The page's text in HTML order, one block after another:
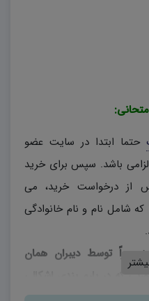
حتما ابتدا در سایت عضو
باشد. سپس برای خرید
از درخواست خرید، می
شامل نام و نام خانوادگی
منحصراً توسط دیبران همان